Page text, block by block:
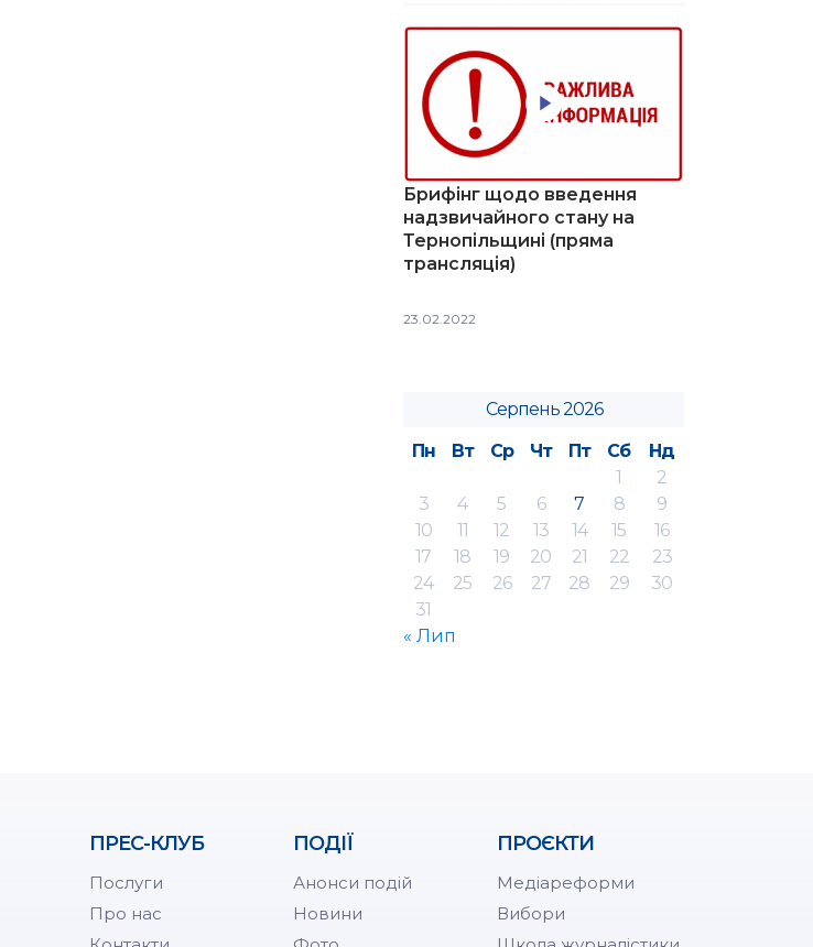
Брифінг щодо введення
надзвичайного стану на
Тернопільщині (пряма
трансляція)
23.02.2022
Серпень 2026
Пн
Вт Ср Чт Пт Сб
Нд
1
2
3
4 5 6 7 8
9
10
11 12 13 14 15
16
17
18 19 20 21 22
23
24
25 26 27 28 29
30
31
« Лип
ПРЕС-КЛУБ
Послуги
Про нас
ПОДІЇ
Анонси подій
Новини
ПРОЄКТИ
Медіареформи
Вибори